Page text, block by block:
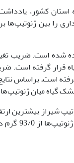
کشور،
(جدول 1)، اختلاف
.براساس
گیاه میان
در جدول 2 نشان داد که